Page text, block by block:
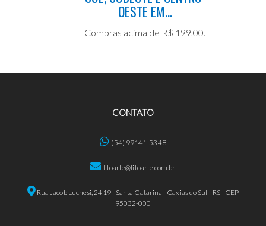
OESTE EM...
Compras acima de R$ 199,00.
CONTATO
(54) 99141-5348
litoarte@litoarte.com.br
Rua Jacob Luchesi, 2419 - Santa Catarina - Caxias do Sul - RS - CEP
95032-000